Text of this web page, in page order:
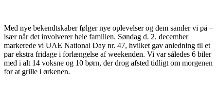
Med nye bekendtskaber følger nye oplevelser og dem samler vi på –
især når det involverer hele familien. Søndag d. 2. december
markerede vi UAE National Day nr. 47, hvilket gav anledning til et
par ekstra fridage i forlængelse af weekenden. Vi var således 6 biler
med i alt 14 voksne og 10 børn, der drog afsted tidligt om morgenen
for at grille i ørkenen.